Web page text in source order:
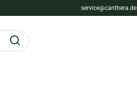
service@canthera.de